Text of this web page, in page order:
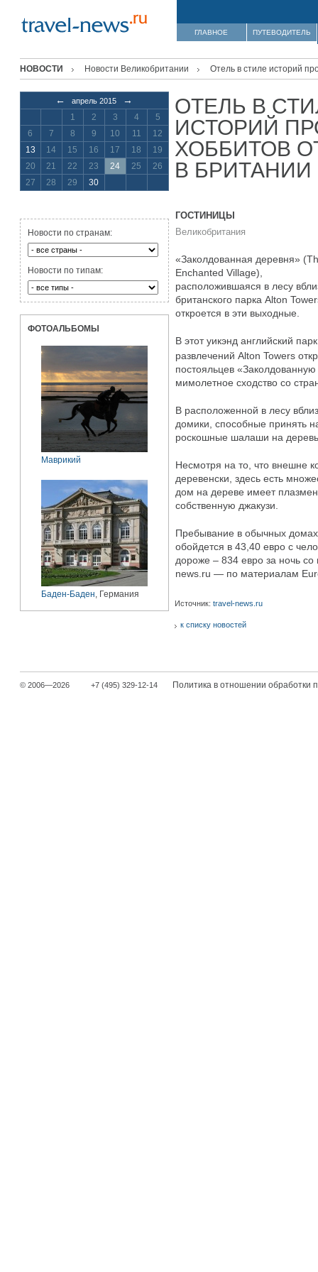
ГЛАВНОЕ ПУТЕВОДИТЕЛЬ
НОВОСТИ Новости Великобритании Отель в стиле историй
← апрель 2015 →
1 2 3 4
5
6
7 8 9 10 11
12
13
14 15 16 17 18
19
20
21 22 23 24 25
26
27
28 29 30
Новости по странам:
Новости по типам:
ФОТОАЛЬБОМЫ
Маврикий
Баден-Баден, Германия
ОТЕЛЬ В
ИСТОРИЙ
ХОББИТОВ
В БРИТАНИИ
ГОСТИНИЦЫ
Великобритания
«Заколдованная деревня»
Enchanted Village),
расположившаяся в лесу
британского парка Alton
откроется в эти выходные.
В этот уикэнд английский парк
развлечений Alton Towers
постояльцев
мимолетное сходство со
В расположенной в лесу
домики, способные принять
роскошные шалаши на
Несмотря на то, что внешне
деревенски, здесь есть
дом на дереве имеет
собственную джакузи.
Пребывание в обычных
обойдется в 43,40 евро с
дороже – 834 евро за ночь
news.ru — по материалам
Источник: travel-news.ru
к списку новостей
© 2006—2026 +7 (495) 329-12-14 Политика в отношении обработки